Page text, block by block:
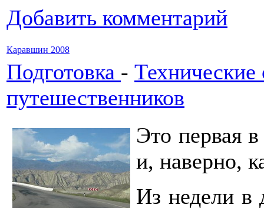
Добавить комментарий
Каравшин 2008
Подготовка -
путешественников
Это
и, наверно,
Из недели в